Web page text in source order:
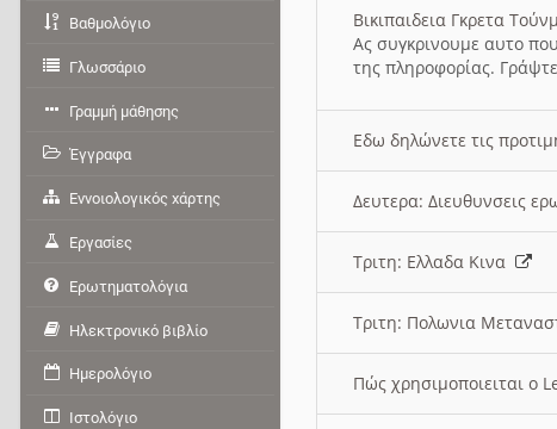
Βικιπαιδεια Γκρετα
Ας συγκρινουμε αυτο
της πληροφορίας.
Εδω δηλώνετε τις
Δευτερα: Διευθυνσεις
Τριτη: Ελλαδα Κινα
Τριτη: Πολωνια
Πώς χρησιμοποιειται
Βαθμολόγιο
Γλωσσάριο
Γραμμή μάθησης
Έγγραφα
Εννοιολογικός χάρτης
Εργασίες
Ερωτηματολόγια
Ηλεκτρονικό βιβλίο
Ημερολόγιο
Ιστολόγιο